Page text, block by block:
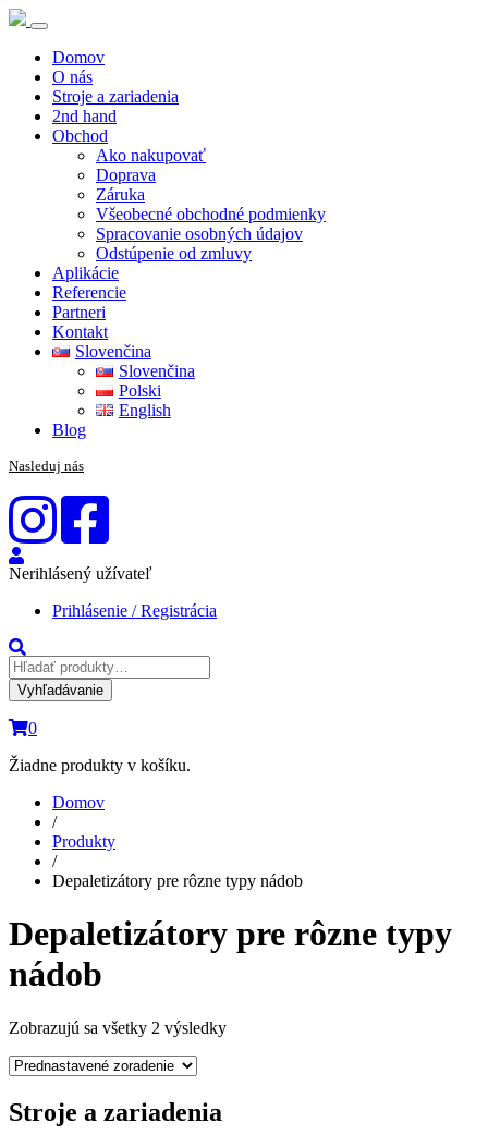
Domov
O nás
Stroje a zariadenia
2nd hand
Obchod
Ako nakupovať
Doprava
Záruka
Všeobecné obchodné podmienky
Spracovanie osobných údajov
Odstúpenie od zmluvy
Aplikácie
Referencie
Partneri
Kontakt
Slovenčina
Slovenčina
Polski
English
Blog
Nasleduj nás
Nerihlásený užívateľ
Prihlásenie / Registrácia
Vyhľadávanie
0
Žiadne produkty v košíku.
Domov
/
Produkty
/
Depaletizátory pre rôzne typy nádob
Depaletizátory pre rôzne typy
nádob
Zobrazujú sa všetky 2 výsledky
Stroje a zariadenia